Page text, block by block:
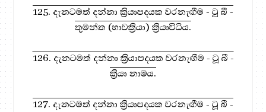
125. දැනටමත් දන්නා ක්‍රියාපදයක වරනැඟීම - ටූ බී -
තුමන්ත (භාවක්‍රියා) ක්‍රියාවිධිය.
126. දැනටමත් දන්නා ක්‍රියාපදයක වරනැඟීම - ටූ බී -
ක්‍රියා නාමය.
127. දැනටමත් දන්නා ක්‍රියාපදයක වරනැඟීම - ටූ බී -